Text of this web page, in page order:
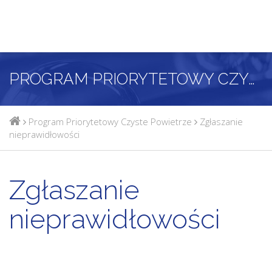
PROGRAM PRIORYTETOWY CZYSTE POWIETRZE
Program Priorytetowy Czyste Powietrze
Zgłaszanie
nieprawidłowości
Zgłaszanie
nieprawidłowości